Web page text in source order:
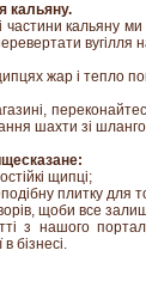
кальяну.
частини кальяну
вугілля
жар і тепло
шахти зі
щипці;
плитку для
щоби все
з нашого
в бізнесі.